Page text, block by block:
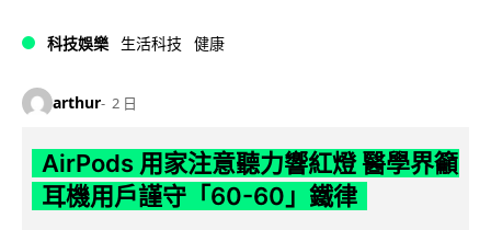
科技娛樂 生活科技 健康
arthur 2 日
AirPods 用家注意聽力響紅燈 醫學界籲
耳機用戶謹守「60-60」鐵律